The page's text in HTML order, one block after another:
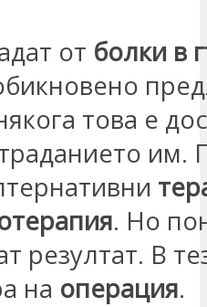
от болки в
това е
им.
. Но
резултат. В
на операция.